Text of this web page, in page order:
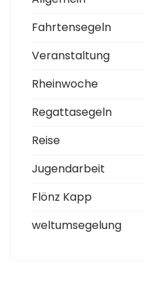
Fahrtensegeln
Veranstaltung
Rheinwoche
Regattasegeln
Reise
Jugendarbeit
Flönz Kapp
weltumsegelung